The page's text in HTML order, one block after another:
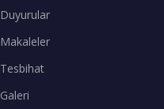
Duyurular
Makaleler
Tesbihat
Galeri